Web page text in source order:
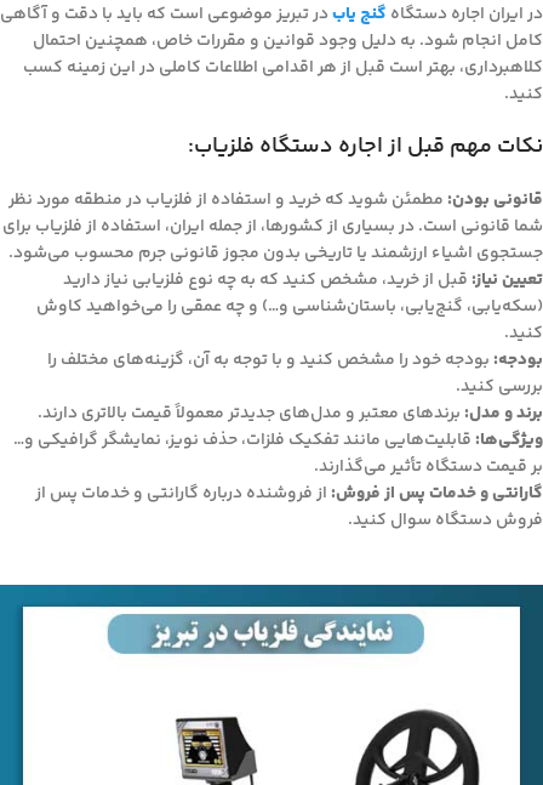
در ایران اجاره دستگاه گنج یابدر تبریز موضوعی است که باید با دقت و آگاهی
کامل انجام شود. به دلیل وجود قوانین و مقررات خاص، همچنین احتمال
کلاهبرداری، بهتر است قبل از هر اقدامی اطلاعات کاملی در این زمینه کسب
کنید.
نکات مهم قبل از اجاره دستگاه فلزیاب:
قانونی بودن: مطمئن شوید که خرید و استفاده از فلزیاب در منطقه مورد نظر
شما قانونی است. در بسیاری از کشورها، از جمله ایران، استفاده از فلزیاب برای
جستجوی اشیاء ارزشمند یا تاریخی بدون مجوز قانونی جرم محسوب می‌شود.
تعیین نیاز: قبل از خرید، مشخص کنید که به چه نوع فلزیابی نیاز دارید
(سکه‌یابی، گنج‌یابی، باستان‌شناسی و…) و چه عمقی را می‌خواهید کاوش
کنید.
بودجه: بودجه خود را مشخص کنید و با توجه به آن، گزینه‌های مختلف را
بررسی کنید.
برند و مدل: برندهای معتبر و مدل‌های جدیدتر معمولاً قیمت بالاتری دارند.
ویژگی‌ها: قابلیت‌هایی مانند تفکیک فلزات، حذف نویز، نمایشگر گرافیکی و…
بر قیمت دستگاه تأثیر می‌گذارند.
گارانتی و خدمات پس از فروش: از فروشنده درباره گارانتی و خدمات پس از
فروش دستگاه سوال کنید.